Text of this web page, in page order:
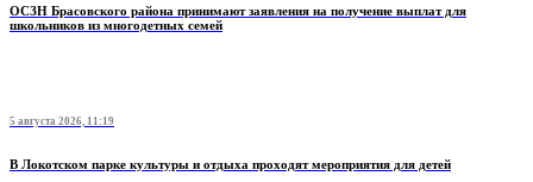
ОСЗН Брасовского района принимают заявления на получение выплат для
школьников из многодетных семей
5 августа 2026, 11:19
В Локотском парке культуры и отдыха проходят мероприятия для детей